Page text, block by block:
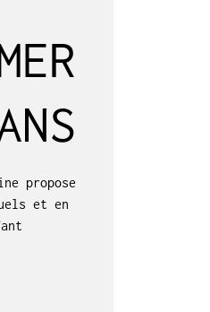
propose
et en